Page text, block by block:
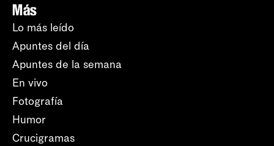
Más
Lo más leído
Apuntes del día
Apuntes de la semana
En vivo
Fotografía
Humor
Crucigramas